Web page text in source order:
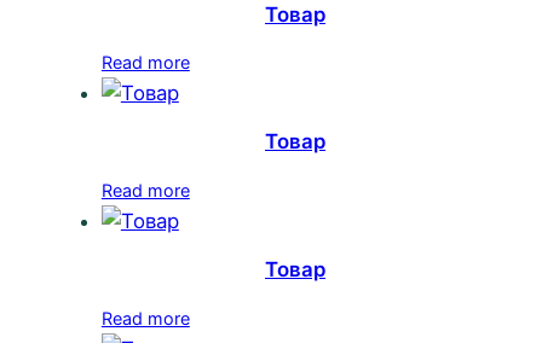
Товар
Read more
Товар
Read more
Товар
Read more